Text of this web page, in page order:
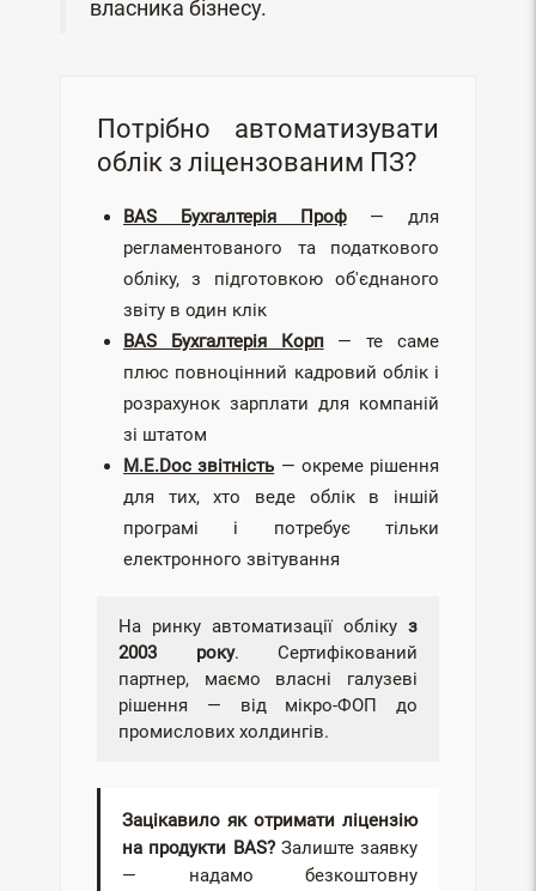
власника бізнесу.
Потрібно автоматизувати
облік з ліцензованим ПЗ?
BAS Бухгалтерія Проф— для
регламентованого та податкового
обліку, з підготовкою об'єднаного
звіту в один клік
BAS Бухгалтерія Корп— те саме
плюс повноцінний кадровий облік і
розрахунок зарплати для компаній
зі штатом
M.E.Doc звітність — окреме рішення
для тих, хто веде облік в іншій
програмі і потребує тільки
електронного звітування
На ринку автоматизації обліку з
2003 року. Сертифікований
партнер, маємо власні галузеві
рішення — від мікро-ФОП до
промислових холдингів.
Зацікавило як отримати ліцензію
на продукти BAS?Залиште заявку
— надамо безкоштовну